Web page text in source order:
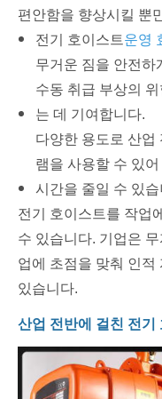
편안함을 향상시킬 뿐
전기 호이스트 운영
무거운 짐을 안전하
수동 취급 부상의
는 데 기여합니다.
다양한 용도로 산업
램을 사용할 수 있
시간을 줄일 수 있습
전기 호이스트를 작업
수 있습니다. 기업은
업에 초점을 맞춰 인적
있습니다.
산업 전반에 걸친 전기